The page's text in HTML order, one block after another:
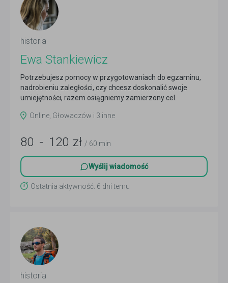
historia
Ewa Stankiewicz
Potrzebujesz pomocy w przygotowaniach do egzaminu,
nadrobieniu zaległości, czy chcesz doskonalić swoje
umiejętności, razem osiągniemy zamierzony cel.
Online, Głowaczów i 3 inne
80 - 120 zł / 60 min
Wyślij wiadomość
Ostatnia aktywność: 6 dni temu
historia